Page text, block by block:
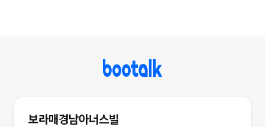
보라매경남아너스빌